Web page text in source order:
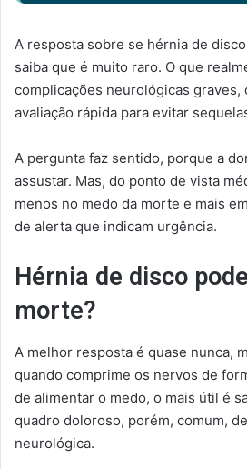
A resposta sobre se hérnia de
saiba que é muito raro. O que
complicações neurológicas graves,
avaliação rápida para evitar
A pergunta faz sentido, porque a
assustar. Mas, do ponto de vista
menos no medo da morte e mais
de alerta que indicam urgência.
Hérnia de disco
morte?
A melhor resposta é quase nunca,
quando comprime os nervos de
de alimentar o medo, o mais útil é
quadro doloroso, porém, comum,
neurológica.